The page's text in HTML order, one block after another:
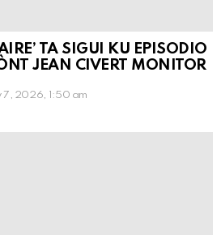
TA SIGUI KU EPISODIO
JEAN CIVERT MONITOR
7, 2026, 1:50 am